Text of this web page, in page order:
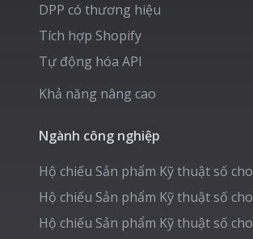
DPP có thương hiệu
Tích hợp Shopify
Tự động hóa API
Khả năng nâng cao
Ngành công nghiệp
Hộ chiếu Sản phẩm Kỹ thuật số cho
Hộ chiếu Sản phẩm Kỹ thuật số cho
Hộ chiếu Sản phẩm Kỹ thuật số cho